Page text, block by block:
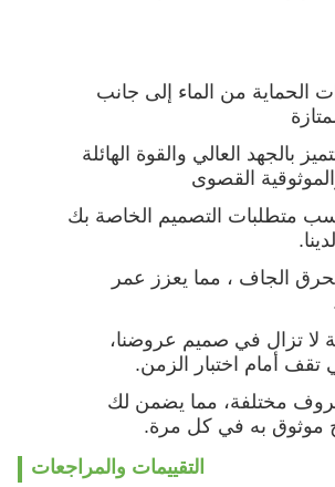
الحماية من الماء إلى جانب
بالجهد العالي والقوة الهائلة
القصوى
التصميم الخاصة بك
الجاف ، مما يعزز عمر
لا تزال في صميم عروضنا،
تقف أمام اختبار الزمن.
مختلفة، مما يضمن لك
موثوق به في كل مرة.
التقييمات والمراجعات